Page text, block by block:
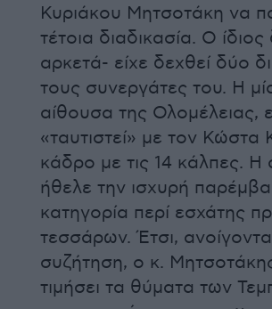
Κυριάκου Μητσοτάκη να
τέτοια διαδικασία. Ο
αρκετά- είχε δεχθεί δύο
τους συνεργάτες του. Η
αίθουσα της Ολομέλειας,
«ταυτιστεί» με τον
κάδρο με τις 14 κάλπες. Η
ήθελε την ισχυρή
κατηγορία περί εσχάτης
τεσσάρων. Έτσι,
συζήτηση, ο κ.
τιμήσει τα θύματα των